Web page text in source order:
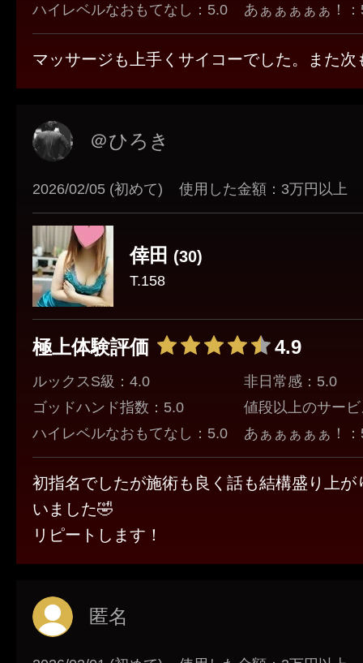
ハイレベルなおもてなし：5.0
あぁぁぁぁぁ！
マッサージも上手くサイコーでした。また次
＠ひろき
2026/02/05 (初めて) 使用した金額：3万円以上
倖田 (30)
T.158
極上体験評価 4.9
ルックスS級：4.0
ゴッドハンド指数：5.0
ハイレベルなおもてなし：5.0
非日常感：5.0
値段以上のサー
あぁぁぁぁぁ！
初指名でしたが施術も良く話も結構盛り上が
いました🤣
リピートします！
匿名